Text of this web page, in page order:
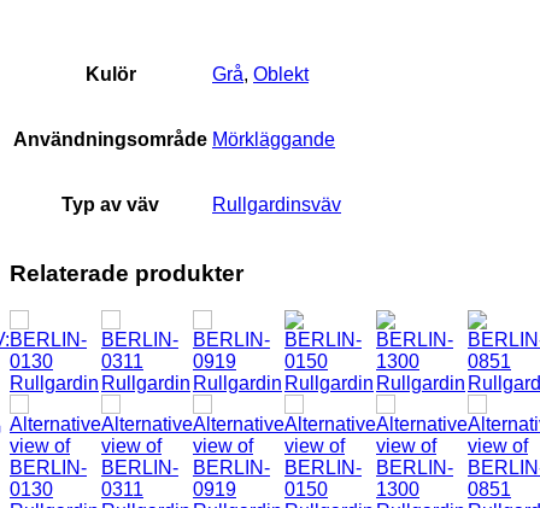
Kulör Grå, Oblekt
Användningsområde Mörkläggande
Typ av väv Rullgardinsväv
Relaterade produkter